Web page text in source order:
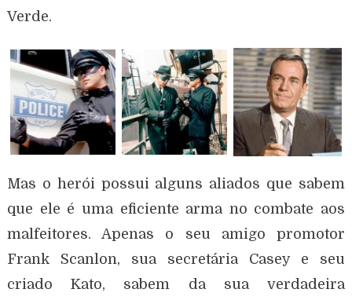
Verde.
Mas o herói possui alguns aliados que sabem
que ele é uma eficiente arma no combate aos
malfeitores. Apenas o seu amigo promotor
Frank Scanlon, sua secretária Casey e seu
criado Kato, sabem da sua verdadeira